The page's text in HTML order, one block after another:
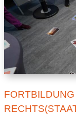
FORTBILDUNG